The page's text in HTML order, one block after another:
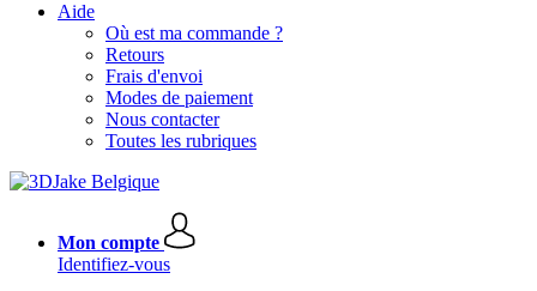
Aide
Où est ma commande ?
Retours
Frais d'envoi
Modes de paiement
Nous contacter
Toutes les rubriques
Mon compte
Identifiez-vous